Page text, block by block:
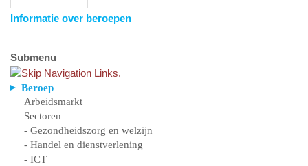
Informatie over beroepen
Submenu
Beroep
Arbeidsmarkt
Sectoren
- Gezondheidszorg en welzijn
- Handel en dienstverlening
- ICT